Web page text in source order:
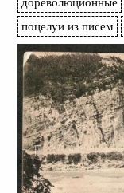
v
i
g
a
t
i
o
n
поцелуи из писем